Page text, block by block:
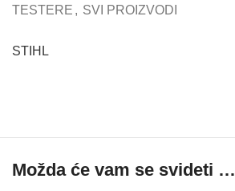
TESTERE , SVI PROIZVODI
STIHL
Možda će vam se svideti …